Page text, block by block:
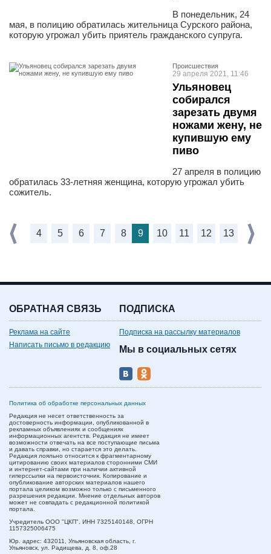
В понедельник, 24
мая, в полицию обратилась жительница Сурского района,
которую угрожал убить приятель гражданского супруга.
Проиcшествия
29 апреля 2021, 11:46
Ульяновец
собирался
зарезать двумя
ножами жену, не
купившую ему
пиво
27 апреля в полицию
обратилась 33-летняя женщина, которую угрожал убить
сожитель.
4 5 6 7 8 9 10 11 12 13
ОБРАТНАЯ СВЯЗЬ
Реклама на сайте
Написать письмо в редакцию
ПОДПИСКА
Подписка на рассылку материалов
Мы в социальных сетях
Политика об обработке персональных данных
Редакция не несет ответственность за
достоверность информации, опубликованной в
рекламных объявлениях и сообщениях
информационных агентств. Редакция не имеет
возможности отвечать на все поступающие письма
и давать справки, но старается это делать.
Редакция лояльно относится к фрагментарному
цитированию своих материалов сторонними СМИ
и интернет-сайтами при наличии активной
гиперссылки на первоисточник. Копирование и
опубликование авторских материалов нашего
портала целиком возможно только с письменного
разрешения редакции. Мнение отдельных авторов
может не совпадать с редакционной политикой
портала.
Учредитель ООО "ЦКП". ИНН 7325140148, ОГРН
1157325006475
Юр. адрес: 432011, Ульяновская область, г.
Ульяновск, ул. Радищева, д. 8, оф.28